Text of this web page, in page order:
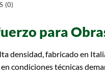
(0)
para
densidad, fabricado en
condiciones técnicas